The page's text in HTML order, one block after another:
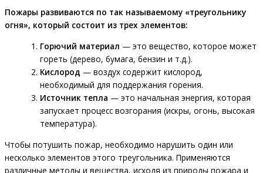
Пожары развиваются по так называемому «треугольнику
огня», который состоит из трех элементов:
Горючий материал — это вещество, которое может
гореть (дерево, бумага, бензин и т.д.).
Кислород — воздух содержит кислород,
необходимый для поддержания горения.
Источник тепла — это начальная энергия, которая
запускает процесс возгорания (искры, огонь, высокая
температура).
Чтобы потушить пожар, необходимо нарушить один или
несколько элементов этого треугольника. Применяются
различные методы и вещества, исходя из природы пожара и